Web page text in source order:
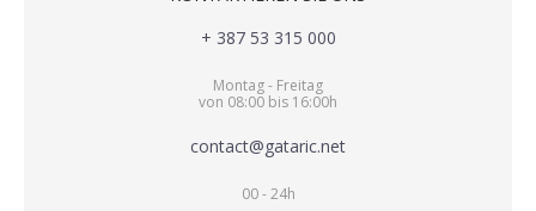
+ 387 53 315 000
Montag - Freitag
von 08:00 bis 16:00h
contact@gataric.net
00 - 24h